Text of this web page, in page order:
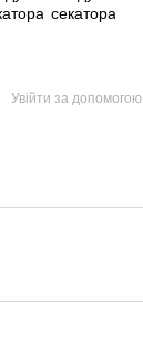
Увійти за допомогою